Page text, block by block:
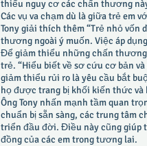
thiểu nguy cơ các chấn thương
Các vụ va chạm dù là giữa trẻ em
Tony giải thích thêm “Trẻ nhỏ vốn
thương ngoài ý muốn. Việc áp
Để giảm thiểu những chấn thương
trẻ. “Hiểu biết về sơ cứu cơ bản
giảm thiểu rủi ro là yêu cầu bắt
họ được trang bị khối kiến thức và
Ông Tony nhấn mạnh tầm quan
chuẩn bị sẵn sàng, các trung tâm
triển đầu đời. Điều này cũng giúp
đồng của các em trong tương lai.